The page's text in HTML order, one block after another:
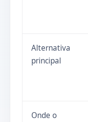
Alternativa
principal
Onde o